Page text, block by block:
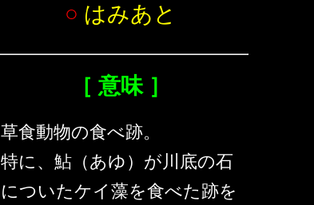
○ はみあと
［ 意味 ］
草食動物の食べ跡。
特に、鮎（あゆ）が川底の石
についたケイ藻を食べた跡を